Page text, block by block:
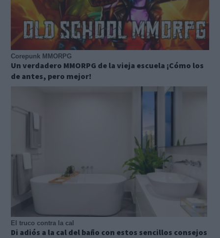
Corepunk MMORPG
Un verdadero MMORPG de la vieja escuela ¡Cómo los
de antes, pero mejor!
El truco contra la cal
Di adiós a la cal del baño con estos sencillos consejos